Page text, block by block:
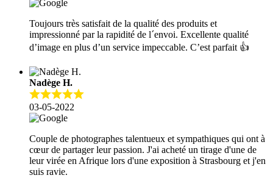
Toujours très satisfait de la qualité des produits et
impressionné par la rapidité de l´envoi. Excellente qualité
d’image en plus d’un service impeccable. C’est parfait 👍
Nadège H.
03-05-2022
Couple de photographes talentueux et sympathiques qui ont à
cœur de partager leur passion. J'ai acheté un tirage d'une de
leur virée en Afrique lors d'une exposition à Strasbourg et j'en
suis ravie.